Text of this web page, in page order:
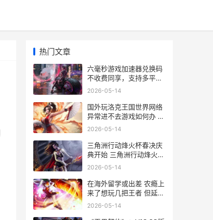
热门文章
六毫秒游戏加速器兑换码
不收费同享，支持多平台
运用 6.5秒加速
2026-05-14
国外玩洛克王国世界网络
异常进不去游戏如何办 国
外玩洛克王国的人多吗
2026-05-14
三角洲行动烽火杯春决庆
典开始 三角洲行动烽火地
带怎么玩
2026-05-14
在海外留学或出差 农瘾上
来了想玩几把王者 但延迟
很高 在海外留学有什么好
2026-05-14